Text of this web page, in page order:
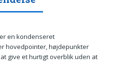
en kondenseret
hovedpointer, højdepunkter
give et hurtigt overblik uden at